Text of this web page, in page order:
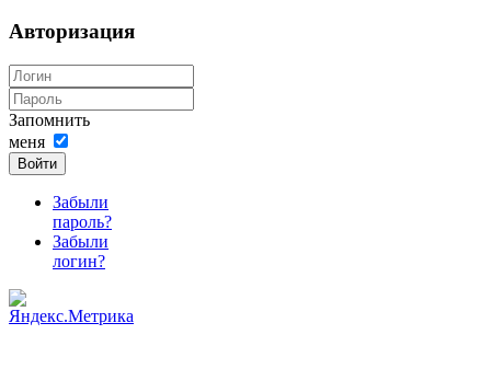
Авторизация
Запомнить
меня
Войти
Забыли
пароль?
Забыли
логин?